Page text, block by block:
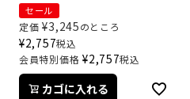
セール
定価 ¥3,245のところ
¥2,757税込
会員特別価格 ¥2,757税込
カゴに入れる